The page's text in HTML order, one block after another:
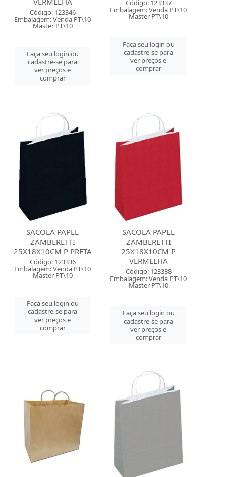
Código: 123346
Embalagem: Venda PT\10
Master PT\10
Faça seu login ou
cadastre-se para
ver preços e
comprar
Código: 123337
Embalagem: Venda PT\10
Master PT\10
Faça seu login ou
cadastre-se para
ver preços e
comprar
SACOLA PAPEL
ZAMBERETTI
25X18X10CM P PRETA
Código: 123336
Embalagem: Venda PT\10
Master PT\10
Faça seu login ou
cadastre-se para
ver preços e
comprar
SACOLA PAPEL
ZAMBERETTI
25X18X10CM P
VERMELHA
Código: 123338
Embalagem: Venda PT\10
Master PT\10
Faça seu login ou
cadastre-se para
ver preços e
comprar